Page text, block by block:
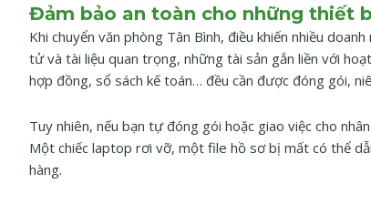
Đảm bảo an toàn cho những thiết
Khi chuyển văn phòng Tân Bình, điều khiến nhiều
tử và tài liệu quan trọng, những tài sản gắn liền với
hợp đồng, sổ sách kế toán… đều cần được đóng gói,
Tuy nhiên, nếu bạn tự đóng gói hoặc giao việc cho
Một chiếc laptop rơi vỡ, một file hồ sơ bị mất có thể
hàng.